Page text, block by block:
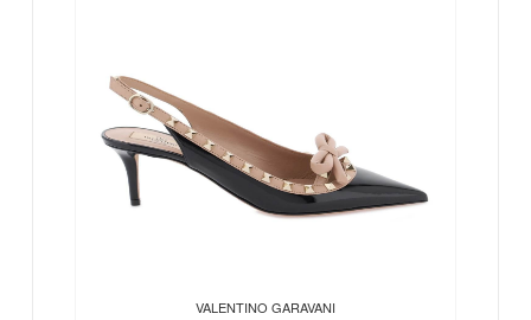
VALENTINO GARAVANI